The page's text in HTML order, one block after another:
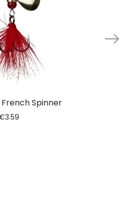
French Spinner
3.59